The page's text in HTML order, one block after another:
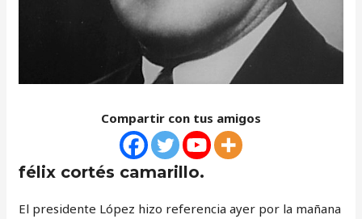
Compartir con tus amigos
félix cortés camarillo.
El presidente López hizo referencia ayer por la mañana